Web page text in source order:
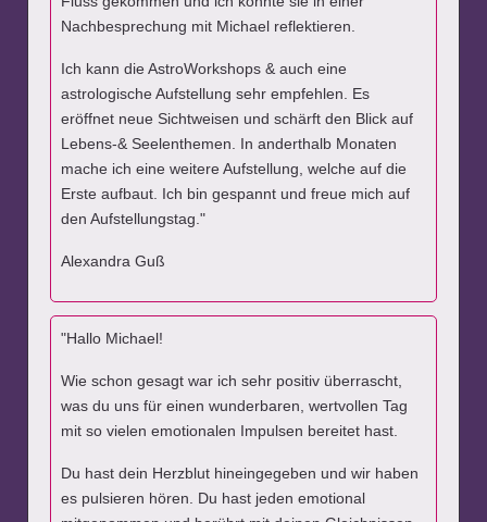
Nachbesprechung mit Michael reflektieren.
Ich kann die AstroWorkshops & auch eine
astrologische Aufstellung sehr empfehlen. Es
eröffnet neue Sichtweisen und schärft den Blick auf
Lebens-& Seelenthemen. In anderthalb Monaten
mache ich eine weitere Aufstellung, welche auf die
Erste aufbaut. Ich bin gespannt und freue mich auf
den Aufstellungstag."
Alexandra Guß
"Hallo Michael!
Wie schon gesagt war ich sehr positiv überrascht,
was du uns für einen wunderbaren, wertvollen Tag
mit so vielen emotionalen Impulsen bereitet hast.
Du hast dein Herzblut hineingegeben und wir haben
es pulsieren hören. Du hast jeden emotional